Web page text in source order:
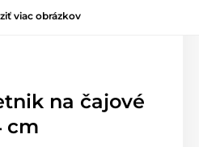
viac obrázkov
na čajové
cm